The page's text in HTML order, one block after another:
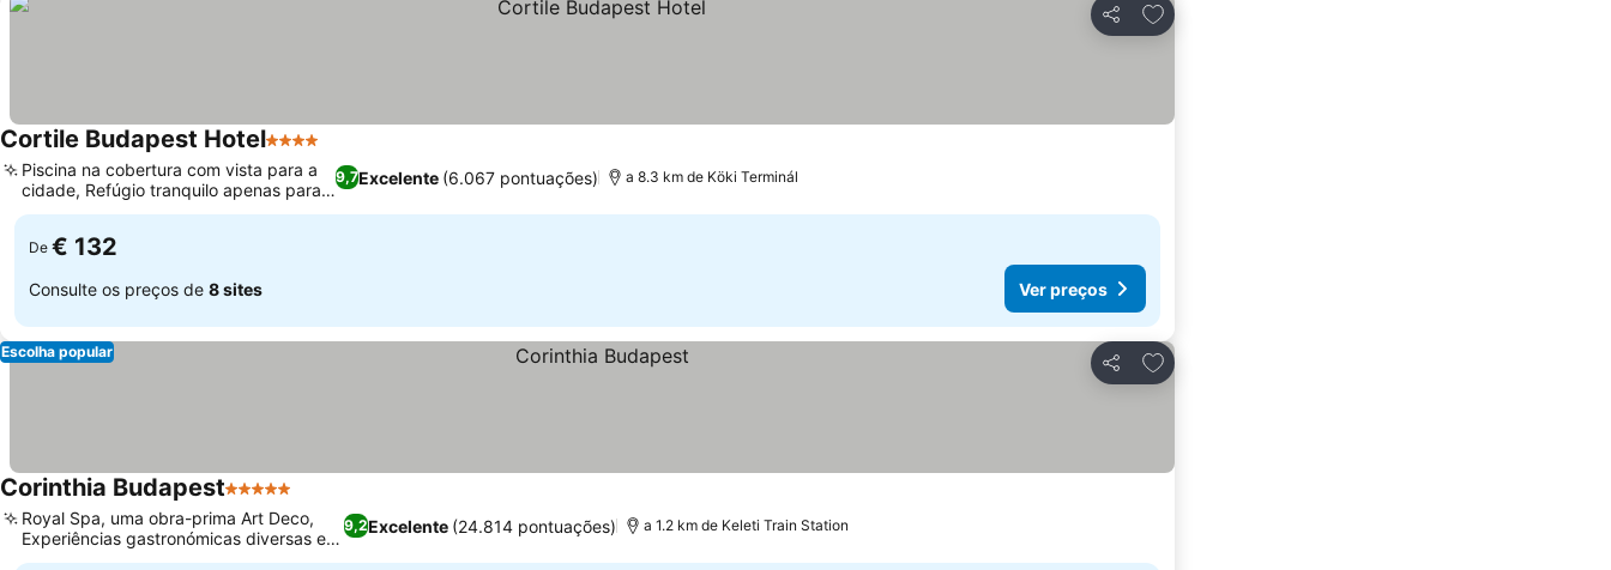
Partilhar
Adicionar aos favoritos
Cortile Budapest Hotel4 Estrelas
9,7Excelente (6.067 pontuações)
Piscina na cobertura com vista para a
cidade, Refúgio tranquilo apenas para
adultos
a 8.3 km de Köki Terminál
De € 132
Consulte os preços de 8 sites Ver preços
Partilhar
Adicionar aos favoritos
Escolha popular
Corinthia Budapest5 Estrelas
9,2Excelente (24.814 pontuações)
Royal Spa, uma obra-prima Art Deco,
Experiências gastronómicas diversas e
sofisticadas
a 1.2 km de Keleti Train Station